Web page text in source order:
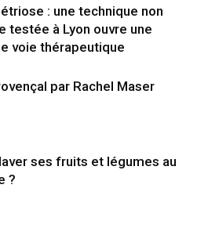
: une technique non
testée à Lyon ouvre une
voie thérapeutique
par Rachel Maser
ses fruits et légumes au
?